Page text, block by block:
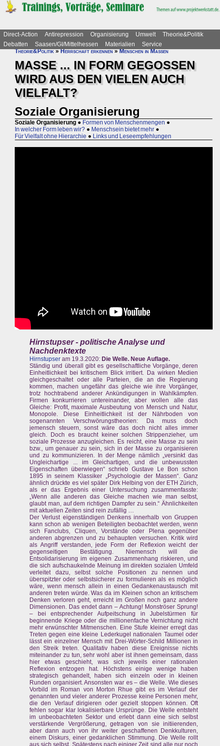
Direct-Action Antirepression Organisierung Umwelt
Theorie&Politik
Debatten
Saasen/GI/Mittelhessen Materialien
Service
Theorie&Politik»Herrschaft erkennen»Menschen in Massen
MASSE ... IN FORM GEGOSSEN
WIRD AUS DEN VIELEN AUCH
VIELFALT?
Soziale Organisierung
Soziale Organisierung ● Formen von Menschenmengen ●
In welcher Form leben wir? ● Menschsein bietet mehr ●
Für Vielfalt ohne Hierarchie ● Links und Leseempfehlungen
Hirnstupser - politische Analyse und
Nachdenktexte
Hirnstupser am 19.3.2020: Die Welle. Neue Auflage.
Ständig und überall gibt es gesellschaftliche Vorgänge, deren
Einheitlichkeit bei kritischem Blick irritiert. Da wirken Medien
gleichgeschaltet oder alle Parteien, die an die Regierung
kommen, machen ungefähr das gleiche wie ihre Vorgänger,
trotz hochtrabend anderer Ankündigungen in Wahlkämpfen.
Firmen konkurrieren untereinander, aber wollen alle das
Gleiche: Profit, maximale Ausbeutung von Mensch und Natur,
Monopole. Diese Einheitlichkeit ist der Nährboden von
sogenannten Verschwörungstheorien: Da muss doch
jemensch steuern, sonst wäre das doch nicht alles immer
gleich. Doch es braucht keiner solchen Strippenzieher, um
soziale Prozesse anzugleichen. Es reicht, eine Masse zu sein
bzw., um genauer zu sein, sich in der Masse zu organisieren
und zu kommunizieren. In der Menge nämlich „versinkt das
Ungleichartige ... im Gleichartigen, und die unbewussten
Eigenschaften überwiegen“ schrieb Gustave Le Bon schon
1895 in seinem Klassiker „Psychologie der Massen“. Ganz
ähnlich drückte es viel später Dirk Helbing von der ETH Zürich,
als er das Ergebnis einer Untersuchung zusammenfasste:
„Wenn alle anderen das Gleiche machen wie man selbst,
glaubt man, auf dem richtigen Dampfer zu sein.“ Ähnlichkeiten
mit aktuellen Zeiten sind rein zufällig …
Der Verlust eigenständigen Denkens innerhalb von Gruppen
kann schon ab wenigen Beteiligten beobachtet werden, wenn
sich Fanclubs, Cliquen, Vorstände oder Plena gegenüber
anderen abgrenzen und zu behaupten versuchen. Kritik wird
als Angriff verstanden, jede Form der Reflexion weicht der
gegenseitigen Bestätigung. Niemensch will die
Entsolidarisierung im eigenen Zusammenhang riskieren, und
die sich aufschaukelnde Meinung im direkten sozialen Umfeld
verleitet dazu, selbst solche Positionen zu nennen und
überspitzter oder selbstsicherer zu formulieren als es möglich
wäre, wenn mensch allein in einen Gedankenaustausch mit
anderen treten würde. Was da im Kleinen schon an kritischem
Denken verloren geht, erreicht im Großen noch ganz andere
Dimensionen. Das endet dann – Achtung! Monströser Sprung!
– bei entsprechender Aufpeitschung in Jubelstürmen für
beginnende Kriege oder die millionenfache Vernichtung nicht
mehr erwünschter Mitmenschen. Eine Stufe kleiner erregt das
Treten gegen eine kleine Lederkugel nationalen Taumel oder
lässt ein einzelner Mensch mit Drei-Wörter-Schild Millionen in
den Streik treten. Qualitativ haben diese Ereignisse nichts
miteinander zu tun, sehr wohl aber ist ihnen gemeinsam, dass
hier etwas geschieht, was sich jeweils einer rationalen
Reflexion entzogen hat. Höchstens einige wenige haben
strategisch gehandelt, haben sich einzeln oder in kleinen
Runden organisiert. Ansonsten war es – die Welle. Wie dieses
Vorbild im Roman von Morton Rhue gibt es im Verlauf der
genannten und vieler anderer Prozesse keine Personen mehr,
die den Verlauf dirigieren oder gezielt stoppen können. Oft
fehlen sogar klar lokalisierbare Ursprünge. Die Welle entsteht
im unbeobachteten Sektor und erlebt dann eine sich selbst
verstärkende Vergrößerung, getragen von sie initiierenden,
aber dann auch von ihr weiter geschaffenen Denkkulturen,
einem Diskurs, einer gedanklichen Stimmung. Die Welle rollt